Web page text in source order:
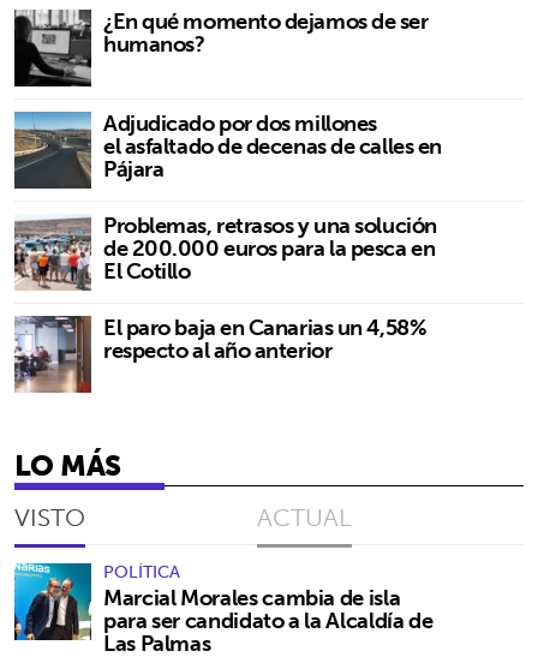
¿En qué momento dejamos de ser
humanos?
Adjudicado por dos millones
el asfaltado de decenas de calles en
Pájara
Problemas, retrasos y una solución
de 200.000 euros para la pesca en
El Cotillo
El paro baja en Canarias un 4,58%
respecto al año anterior
LO MÁS
VISTO ACTUAL
POLÍTICA
Marcial Morales cambia de isla
para ser candidato a la Alcaldía de
Las Palmas